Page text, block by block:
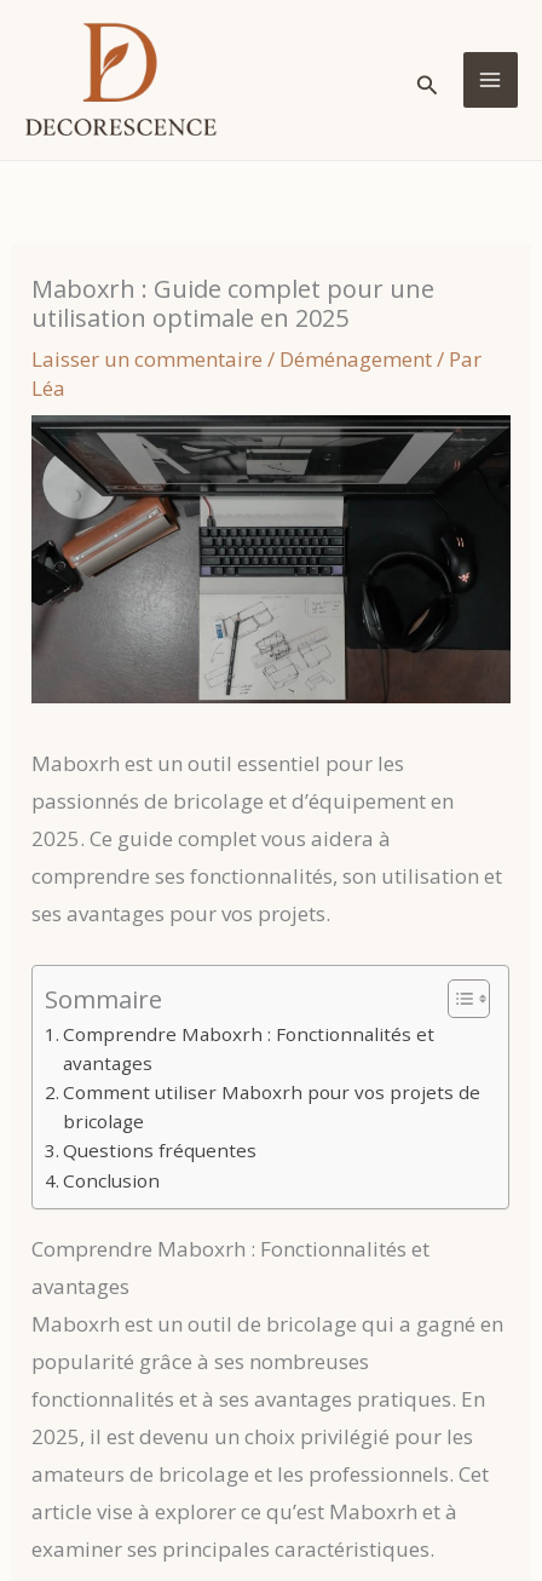
Rechercher
Maboxrh : Guide complet pour une
utilisation optimale en 2025
Laisser un commentaire / Déménagement/ Par
Léa
Maboxrh est un outil essentiel pour les
passionnés de bricolage et d’équipement en
2025. Ce guide complet vous aidera à
comprendre ses fonctionnalités, son utilisation et
ses avantages pour vos projets.
Sommaire
Comprendre Maboxrh : Fonctionnalités et
avantages
Comment utiliser Maboxrh pour vos projets de
bricolage
Questions fréquentes
Conclusion
Comprendre Maboxrh : Fonctionnalités et
avantages
Maboxrh est un outil de bricolage qui a gagné en
popularité grâce à ses nombreuses
fonctionnalités et à ses avantages pratiques. En
2025, il est devenu un choix privilégié pour les
amateurs de bricolage et les professionnels. Cet
article vise à explorer ce qu’est Maboxrh et à
examiner ses principales caractéristiques.